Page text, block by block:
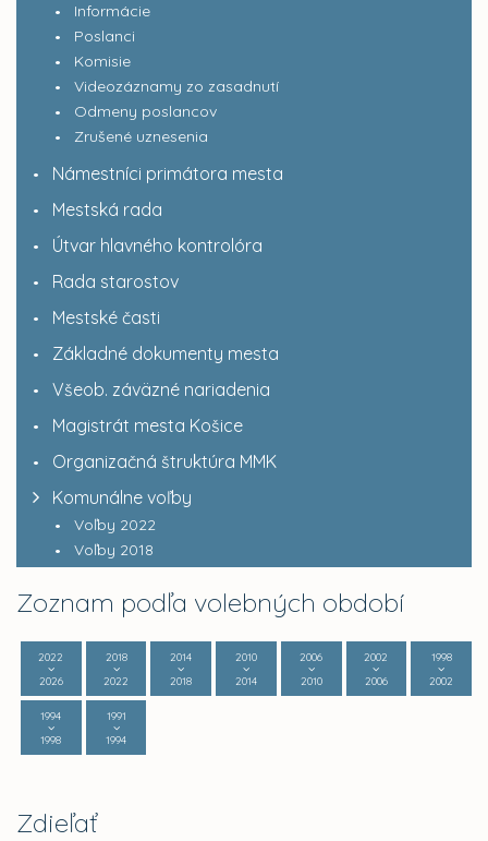
Informácie
Poslanci
Komisie
Videozáznamy zo zasadnutí
Odmeny poslancov
Zrušené uznesenia
Námestníci primátora mesta
Mestská rada
Útvar hlavného kontrolóra
Rada starostov
Mestské časti
Základné dokumenty mesta
Všeob. záväzné nariadenia
Magistrát mesta Košice
Organizačná štruktúra MMK
Komunálne voľby
Voľby 2022
Voľby 2018
Zoznam podľa volebných období
2022
2026
2018
2022
2014
2018
2010
2014
2006
2010
2002
2006
1998
2002
1994
1998
1991
1994
Zdieľať